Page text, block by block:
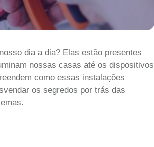
dia a dia? Elas estão presentes
nossas casas até os dispositivos
como essas instalações
os segredos por trás das